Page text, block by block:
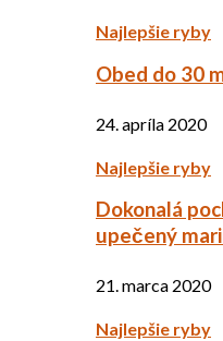
Najlepšie ryby
Obed do 30
24. apríla 2020
Najlepšie ryby
Dokonalá
upečený
21. marca 2020
Najlepšie ryby